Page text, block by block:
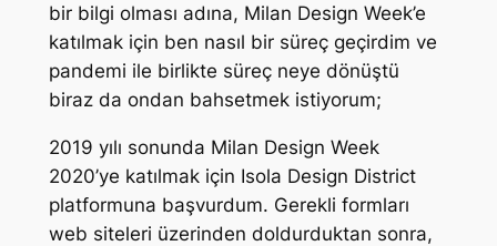
bir bilgi olması adına, Milan Design Week’e
katılmak için ben nasıl bir süreç geçirdim ve
pandemi ile birlikte süreç neye dönüştü
biraz da ondan bahsetmek istiyorum;
2019 yılı sonunda Milan Design Week
2020’ye katılmak için Isola Design District
platformuna başvurdum. Gerekli formları
web siteleri üzerinden doldurduktan sonra,